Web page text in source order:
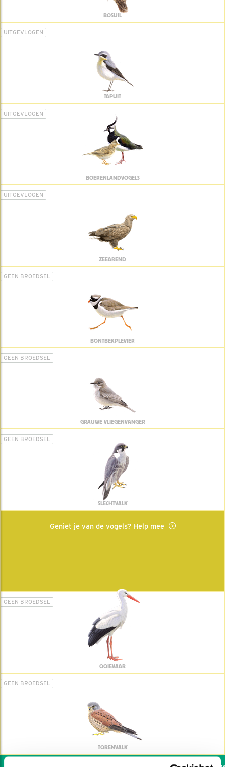
BOSUIL
UITGEVLOGEN
TAPUIT
UITGEVLOGEN
BOERENLANDVOGELS
UITGEVLOGEN
ZEEAREND
GEEN BROEDSEL
BONTBEKPLEVIER
GEEN BROEDSEL
GRAUWE VLIEGENVANGER
GEEN BROEDSEL
SLECHTVALK
Geniet je van de vogels? Help mee
GEEN BROEDSEL
OOIEVAAR
GEEN BROEDSEL
TORENVALK